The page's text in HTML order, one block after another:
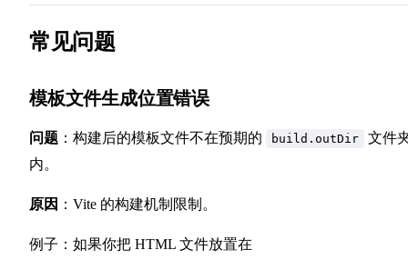
常见问题
模板文件生成位置错误
问题 ：构建后的模板文件不在预期的 build.outDir
文件
内。
原因 ：Vite 的构建机制限制。
例子：如果你把 HTML 文件放置在